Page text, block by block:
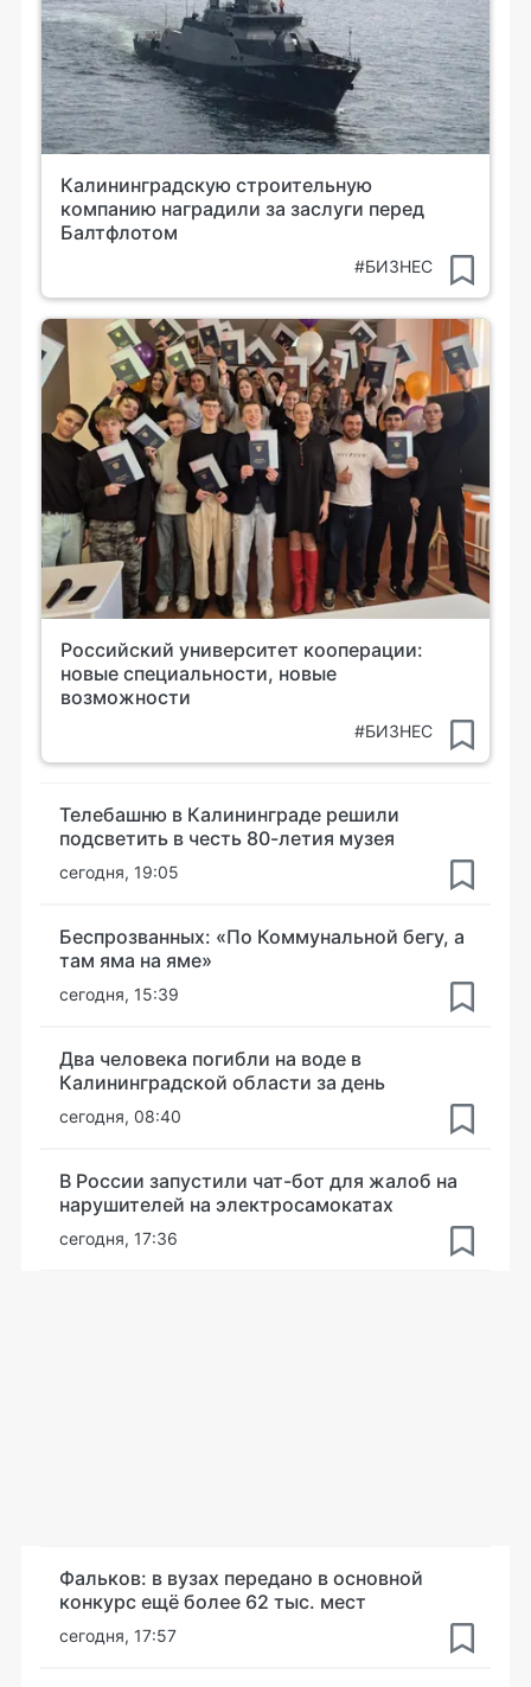
Калининградскую строительную
компанию наградили за заслуги перед
Балтфлотом
#БИЗНЕС
Российский университет кооперации:
новые специальности, новые
возможности
#БИЗНЕС
Телебашню в Калининграде решили
подсветить в честь 80-летия музея
сегодня, 19:05
Беспрозванных: «По Коммунальной бегу, а
там яма на яме»
сегодня, 15:39
Два человека погибли на воде в
Калининградской области за день
сегодня, 08:40
В России запустили чат-бот для жалоб на
нарушителей на электросамокатах
сегодня, 17:36
Фальков: в вузах передано в основной
конкурс ещё более 62 тыс. мест
сегодня, 17:57